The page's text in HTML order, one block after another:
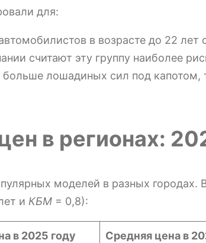
для:
в возрасте до 22
считают эту группу наиболее
лошадиных сил под капотом,
в регионах:
моделей в разных городах.
и КБМ = 0,8):
в 2025 году Средняя цена в